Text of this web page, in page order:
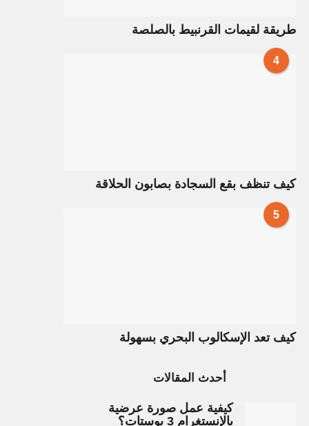
طريقة لقيمات القرنبيط بالصلصة
4
كيف تنظف بقع السجادة بصابون الحلاقة
5
كيف تعد الإسكالوب البحري بسهولة
أحدث المقالات
كيفية عمل صورة عرضية
بالإنستغرام 3 بوستات؟